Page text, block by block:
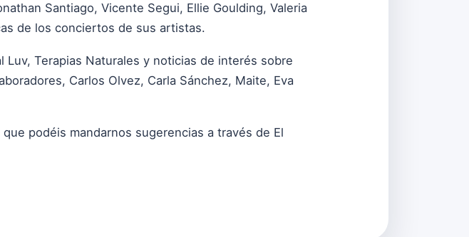
Santiago, Vicente Segui, Ellie Goulding, Valeria
de los conciertos de sus artistas.
Terapias Naturales y noticias de interés sobre
Carlos Olvez, Carla Sánchez, Maite, Eva
podéis mandarnos sugerencias a través de El